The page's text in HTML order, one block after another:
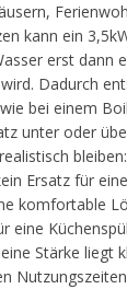
kann ein
erst dann
Dadurch
bei einem
unter oder
Ersatz für
komfortable
eine
Stärke liegt